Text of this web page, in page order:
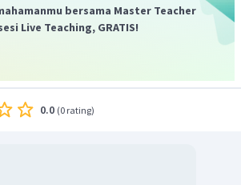
bersama Master Teacher
Live Teaching, GRATIS!
0.0 (0 rating)